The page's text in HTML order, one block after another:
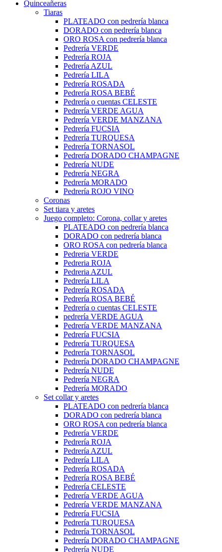
Quinceañeras
Tiaras
PLATEADO con pedrería blanca
DORADO con pedrería blanca
ORO ROSA con pedrería blanca
Pedrería VERDE
Pedrería ROJA
Pedrería AZUL
Pedrería LILA
Pedrería ROSADA
Pedrería ROSA BEBÉ
Pedrería o cuentas CELESTE
Pedrería VERDE AGUA
Pedrería VERDE MANZANA
Pedrería FUCSIA
Pedrería TURQUESA
Pedrería TORNASOL
Pedrería DORADO CHAMPAGNE
Pedrería NUDE
Pedrería NEGRA
Pedrería MORADO
Pedrería ROJO VINO
Coronas
Set tiara y aretes
Juego completo: Corona, collar y aretes
PLATEADO con pedrería blanca
DORADO con pedrería blanca
ORO ROSA con pedrería blanca
Pedreria VERDE
Pedreria ROJA
Pedreria AZUL
Pedrería LILA
Pedrería ROSADA
Pedrería ROSA BEBÉ
Pedrería o cuentas CELESTE
pedrería VERDE AGUA
Pedrería VERDE MANZANA
Pedrería FUCSIA
Pedrería TURQUESA
Pedrería TORNASOL
Pedrería DORADO CHAMPAGNE
Pedrería NUDE
Pedrería NEGRA
Pedrería MORADO
Set collar y aretes
PLATEADO con pedrería blanca
DORADO con pedrería blanca
ORO ROSA con pedrería blanca
Pedrería VERDE
Pedrería ROJA
Pedrería AZUL
Pedrería LILA
Pedrería ROSADA
Pedrería ROSA BEBÉ
Pedrería CELESTE
Pedrería VERDE AGUA
Pedrería VERDE MANZANA
Pedrería FUCSIA
Pedrería TURQUESA
Pedrería TORNASOL
Pedrería DORADO CHAMPAGNE
Pedrería NUDE